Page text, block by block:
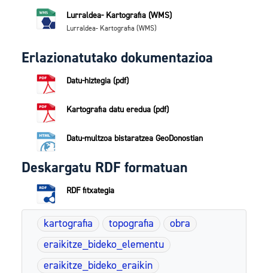
Lurraldea- Kartografia (WMS)
Lurraldea- Kartografia (WMS)
Erlazionatutako dokumentazioa
Datu-hiztegia (pdf)
Kartografia datu eredua (pdf)
Datu-multzoa bistaratzea GeoDonostian
Deskargatu RDF formatuan
RDF fitxategia
kartografia topografia
obra
eraikitze_bideko_elementu
eraikitze_bideko_eraikin